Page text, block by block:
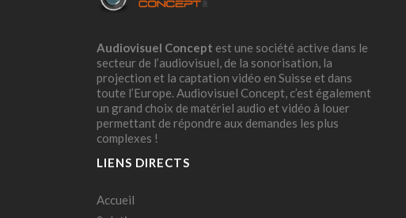
Audiovisuel Concept est une société active dans le
secteur de l’audiovisuel, de la sonorisation, la
projection et la captation vidéo en Suisse et dans
toute l’Europe. Audiovisuel Concept, c’est également
un grand choix de matériel audio et vidéo à louer
permettant de répondre aux demandes les plus
complexes !
LIENS DIRECTS
Accueil